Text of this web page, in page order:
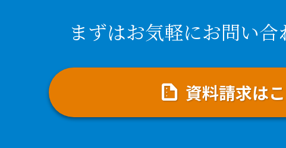
まずはお気軽にお問い合
資料請求は